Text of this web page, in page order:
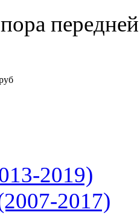
2019)
2017)